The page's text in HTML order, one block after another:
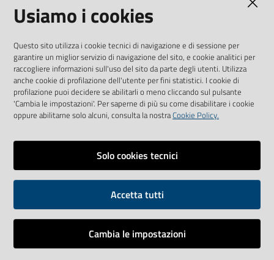
S.C. Qualità, Comunicazione e Accoglienza
tel: +39 010 563 2030
Ente Ospedaliero Ospedali Galliera Mura delle Cappuccine 14
16128 Genova Tel. +39 010 56321 CF e P.IVA:
00557720109
www.galliera.it
COLLEGAMENTO AI SOCIAL
YoutubeFacebook
Usiamo i cookies
Questo sito utilizza i cookie tecnici di navigazione e di sessione per
garantire un miglior servizio di navigazione del sito, e cookie analitici per
raccogliere informazioni sull'uso del sito da parte degli utenti. Utilizza
anche cookie di profilazione dell'utente per fini statistici. I cookie di
profilazione puoi decidere se abilitarli o meno cliccando sul pulsante
'Cambia le impostazioni'. Per saperne di più su come disabilitare i cookie
oppure abilitarne solo alcuni, consulta la nostraCookie Policy.
Solo cookies tecnici
Accetta tutti
Cambia le impostazioni